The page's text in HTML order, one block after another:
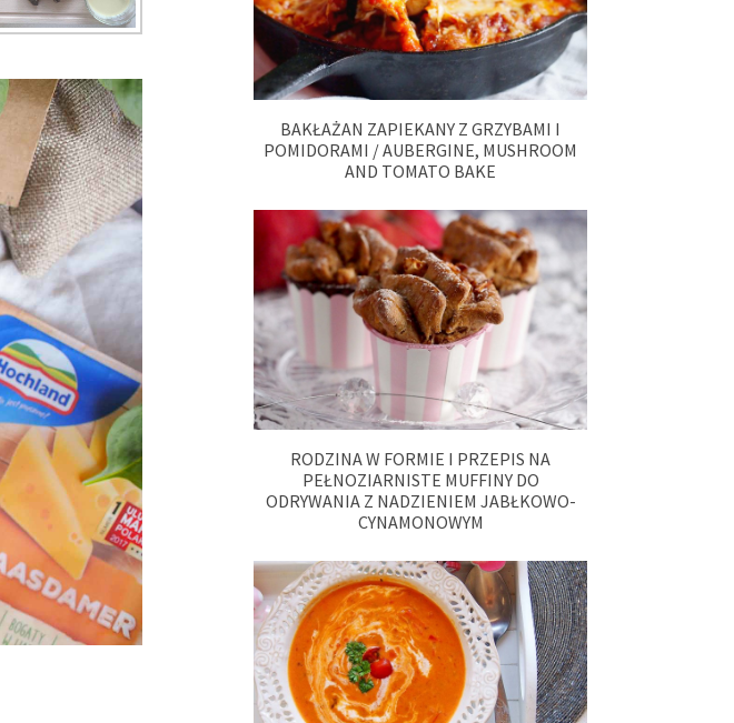
BAKŁAŻAN ZAPIEKANY Z GRZYBAMI I
POMIDORAMI / AUBERGINE, MUSHROOM
AND TOMATO BAKE
RODZINA W FORMIE I PRZEPIS NA
PEŁNOZIARNISTE MUFFINY DO
ODRYWANIA Z NADZIENIEM JABŁKOWO-
CYNAMONOWYM